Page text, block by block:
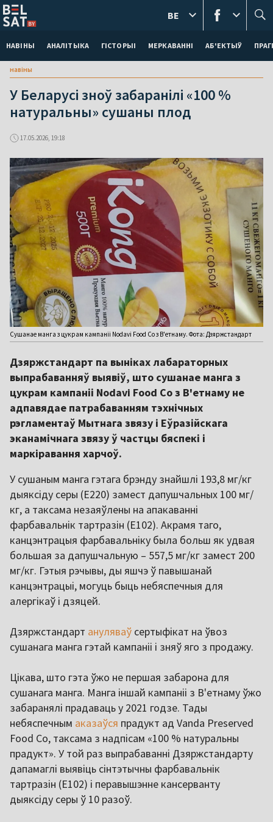
НАВІНЫ АНАЛІТЫКА ГІСТОРЫІ МЕРКАВАННI АБ'ЕКТЫЎ
BE
навіны
У Беларусі зноў забаранілі «100 %
натуральны» сушаны плод
17.05.2026, 19:18
Сушанае манга з цукрам кампаніі Nodavi Food Co з В'етнаму. Фота: Дзяржстандарт
Дзяржстандарт па выніках лабараторных
выпрабаванняў выявіў, што сушанае манга з
цукрам кампаніі Nodavi Food Co з В'етнаму не
адпавядае патрабаванням тэхнічных
рэгламентаў Мытнага звязу і Еўразійскага
эканамічнага звязу ў частцы бяспекі і
маркіравання харчоў.
У сушаным манга гэтага брэнду знайшлі 193,8 мг/кг
дыяксіду серы (E220) замест дапушчальных 100 мг/
кг, а таксама незаяўлены на апакаванні
фарбавальнік тартразін (E102). Акрамя таго,
канцэнтрацыя фарбавальніку была больш як удвая
большая за дапушчальную – 557,5 мг/кг замест 200
мг/кг. Гэтыя рэчывы, ды яшчэ ў павышанай
канцэнтрацыі, могуць быць небяспечныя для
алергікаў і дзяцей.
Дзяржстандарт ануляваў сертыфікат на ўвоз
сушанага манга гэтай кампаніі і зняў яго з продажу.
Цікава, што гэта ўжо не першая забарона для
сушанага манга. Манга іншай кампаніі з В'етнаму ўжо
забаранялі прадаваць у 2021 годзе. Тады
небяспечным аказаўся прадукт ад Vanda Preserved
Food Co, таксама з надпісам «100 % натуральны
прадукт». У той раз выпрабаванні Дзяржстандарту
дапамаглі выявіць сінтэтычны фарбавальнік
тартразін (Е102) і перавышэнне кансерванту
дыяксіду серы ў 10 разоў.